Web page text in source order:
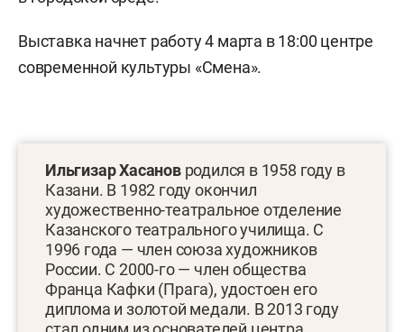
Выставка начнет работу 4 марта в 18:00 центре
современной культуры «Смена».
Ильгизар Хасановродился в 1958 году в
Казани. В 1982 году окончил
художественно-театральное отделение
Казанского театрального училища. С
1996 года — член союза художников
России. С 2000-го — член общества
Франца Кафки (Прага), удостоен его
диплома и золотой медали. В 2013 году